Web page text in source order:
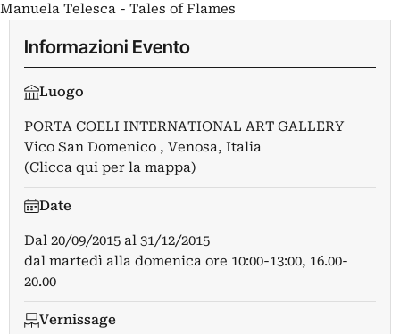
Manuela Telesca - Tales of Flames
Informazioni Evento
Luogo
PORTA COELI INTERNATIONAL ART GALLERY
Vico San Domenico , Venosa, Italia
(Clicca qui per la mappa)
Date
Dal 20/09/2015 al 31/12/2015
dal martedì alla domenica ore 10:00-13:00, 16.00-
20.00
Vernissage